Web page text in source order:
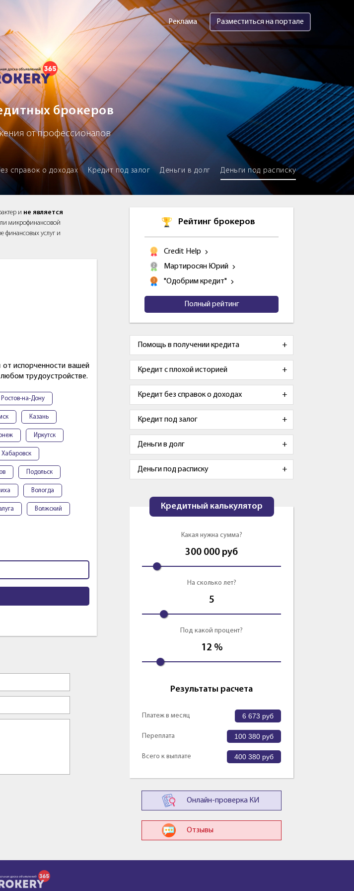
Реклама Разместиться на портале
брокеров
от профессионалов
справок о доходах Кредит под залог Деньги в долг Деньги под расписку
и не является
микрофинансовой
финансовых услуг и
испорченности вашей
трудоустройстве.
Ростов-на-Дону
Казань
Иркутск
Хабаровск
Подольск
Вологда
Волжский
Рейтинг брокеров
Credit Help
Мартиросян Юрий
"Одобрим кредит"
Полный рейтинг
Помощь в получении кредита
Кредит с плохой историей
Кредит без справок о доходах
Кредит под залог
Деньги в долг
Деньги под расписку
Кредитный калькулятор
Какая нужна сумма?
300 000 руб
На сколько лет?
5
Под какой процент?
12 %
Результаты расчета
Платеж в месяц 6 673 руб
Переплата 100 380 руб
Всего к выплате 400 380 руб
Онлайн-проверка КИ
Отзывы